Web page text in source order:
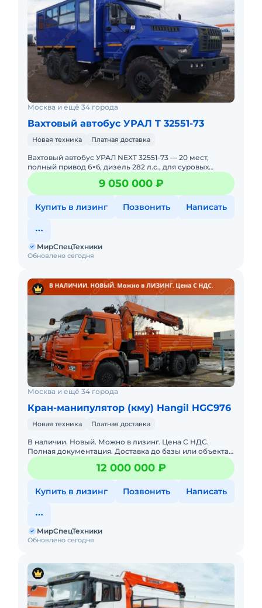
- Люк аварийно-вентиляционный - 2;
- Клапан избыточного давления (для
вентиляции салона) - 2.
-----
ООО "МирСпецТехники" - Купил — работаешь.
Остальное — на нас.Цена с НДС.
Москва и ещё 34 города
Вахтовый автобус УРАЛ T 32551-73
Новая техника Платная доставка
Вахтовый автобус УРАЛ NEXT 32551-73 — 20 мест,
полный привод 6×6, дизель 282 л.с., для суровых
условий! ПОД ЗАКАЗ. НОВЫЙ. Можно в ЛИЗИНГ. Цена
С НД
9 050 000 ₽
Купить в лизинг Позвонить Написать
Обновлено сегодня
МирСпецТехники
Москва и ещё 34 города
Кран-манипулятор (кму) Hangil HGC976
Новая техника Платная доставка
В наличии. Новый. Можно в лизинг. Цена С НДС.
Полная документация. Доставка до базы или объекта.
ООО "МирСпецТехники" является мультибрендовым
официальным дилер12 000 000 ₽
Купить в лизинг Позвонить Написать
Обновлено сегодня
МирСпецТехники